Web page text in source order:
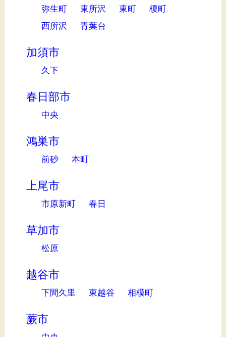
弥生町
東所沢 東町
榎町
西所沢
青葉台
加須市
久下
春日部市
中央
鴻巣市
前砂 本町
上尾市
市原新町 春日
草加市
松原
越谷市
下間久里 東越谷 相模町
蕨市